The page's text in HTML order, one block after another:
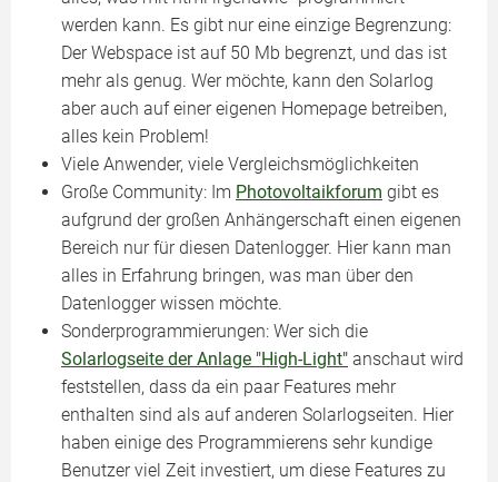
werden kann. Es gibt nur eine einzige Begrenzung:
Der Webspace ist auf 50 Mb begrenzt, und das ist
mehr als genug. Wer möchte, kann den Solarlog
aber auch auf einer eigenen Homepage betreiben,
alles kein Problem!
Viele Anwender, viele Vergleichsmöglichkeiten
Große Community: Im Photovoltaikforum gibt es
aufgrund der großen Anhängerschaft einen eigenen
Bereich nur für diesen Datenlogger. Hier kann man
alles in Erfahrung bringen, was man über den
Datenlogger wissen möchte.
Sonderprogrammierungen: Wer sich die
Solarlogseite der Anlage "High-Light" anschaut wird
feststellen, dass da ein paar Features mehr
enthalten sind als auf anderen Solarlogseiten. Hier
haben einige des Programmierens sehr kundige
Benutzer viel Zeit investiert, um diese Features zu